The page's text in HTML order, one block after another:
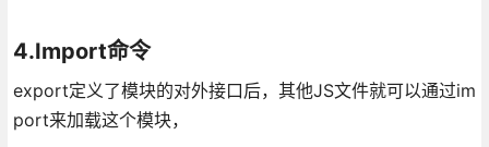
4.Import命令
export定义了模块的对外接口后，其他JS文件就可以通过im
port来加载这个模块，